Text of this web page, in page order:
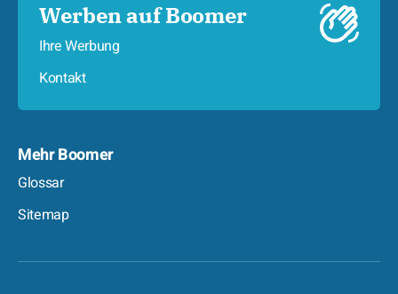
Werben auf Boomer
Ihre Werbung
Kontakt
Mehr Boomer
Glossar
Sitemap